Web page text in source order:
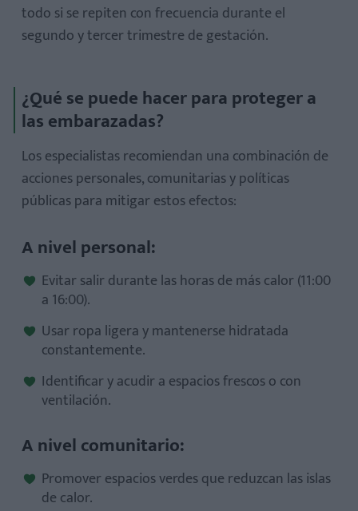
todo si se repiten con frecuencia durante el
segundo y tercer trimestre de gestación.
¿Qué se puede hacer para proteger a
las embarazadas?
Los especialistas recomiendan una combinación de
acciones personales, comunitarias y políticas
públicas para mitigar estos efectos:
A nivel personal:
Evitar salir durante las horas de más calor (11:00
a 16:00).
Usar ropa ligera y mantenerse hidratada
constantemente.
Identificar y acudir a espacios frescos o con
ventilación.
A nivel comunitario:
Promover espacios verdes que reduzcan las islas
de calor.